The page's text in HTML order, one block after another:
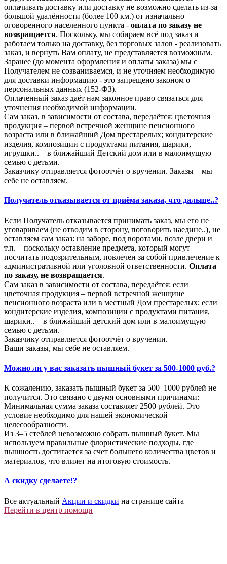
оплачивать доставку или доставку не возможно сделать из-за
большой удалённости (более 100 км.) от изначально
оговоренного населенного пункта - оплата по заказу не
возвращается. Поскольку, мы собираем всё под заказ и
работаем только на доставку, без торговых залов - реализовать
заказ, и вернуть Вам оплату, не представляется возможным.
Заранее (до момента оформления и оплаты заказа) мы с
Получателем не созваниваемся, и не уточняем необходимую
для доставки информацию - это запрещено законом о
персональных данных (152-ФЗ).
Оплаченный заказ даёт нам законное право связаться для
уточнения необходимой информации.
Сам заказ, в зависимости от состава, передаётся: цветочная
продукция – первой встречной женщине пенсионного
возраста или в ближайший Дом престарелых; кондитерские
изделия, композиции с продуктами питания, шарики,
игрушки.. – в ближайший Детский дом или в малоимущую
семью с детьми.
Заказчику отправляется фотоотчёт о вручении. Заказы – мы
себе не оставляем.
Получатель отказывается от приёма заказа, что дальше..?
Если Получатель отказывается принимать заказ, мы его не
уговариваем (не отводим в сторону, поговорить наедине..), не
оставляем сам заказ: на заборе, под воротами, возле двери и
т.п. – поскольку оставление предмета, который могут
посчитать подозрительным, повлечен за собой привлечение к
административной или уголовной ответственности. Оплата
по заказу, не возвращается.
Сам заказ в зависимости от состава, передаётся: если
цветочная продукция – первой встречной женщине
пенсионного возраста или в местный Дом престарелых; если
кондитерские изделия, композиции с продуктами питания,
шарики.. – в ближайший детский дом или в малоимущую
семью с детьми.
Заказчику отправляется фотоотчёт о вручении.
Ваши заказы, мы себе не оставляем.
Можно ли у вас заказать пышный букет за 500-1000 руб.?
К сожалению, заказать пышный букет за 500–1000 рублей не
получится. Это связано с двумя основными причинами:
Минимальная сумма заказа составляет 2500 рублей. Это
условие необходимо для нашей экономической
целесообразности.
Из 3–5 стеблей невозможно собрать пышный букет. Мы
используем правильные флористические подходы, где
пышность достигается за счет большего количества цветов и
материалов, что влияет на итоговую стоимость.
А скидку сделаете!?
Все актуальный Акции и скидки на странице сайта
Перейти в центр помощи